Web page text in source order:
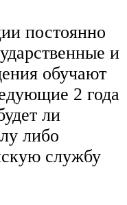
постоянно
и
обучают
2 года
ли
либо
службу